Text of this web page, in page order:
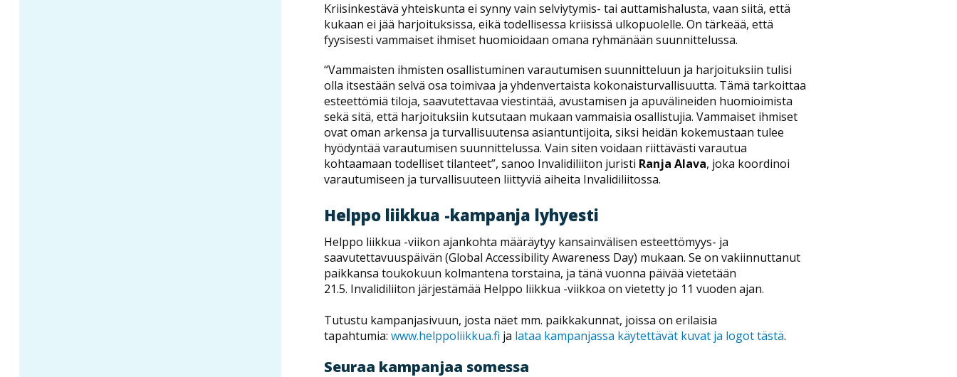
Kriisinkestävä yhteiskunta ei synny vain selviytymis- tai auttamishalusta, vaan siitä, että
kukaan ei jää harjoituksissa, eikä todellisessa kriisissä ulkopuolelle. On tärkeää, että
fyysisesti vammaiset ihmiset huomioidaan omana ryhmänään suunnittelussa.
“Vammaisten ihmisten osallistuminen varautumisen suunnitteluun ja harjoituksiin tulisi
olla itsestään selvä osa toimivaa ja yhdenvertaista kokonaisturvallisuutta. Tämä tarkoittaa
esteettömiä tiloja, saavutettavaa viestintää, avustamisen ja apuvälineiden huomioimista
sekä sitä, että harjoituksiin kutsutaan mukaan vammaisia osallistujia. Vammaiset ihmiset
ovat oman arkensa ja turvallisuutensa asiantuntijoita, siksi heidän kokemustaan tulee
hyödyntää varautumisen suunnittelussa. Vain siten voidaan riittävästi varautua
kohtaamaan todelliset tilanteet”, sanoo Invalidiliiton juristi Ranja Alava, joka koordinoi
varautumiseen ja turvallisuuteen liittyviä aiheita Invalidiliitossa.
Helppo liikkua -kampanja lyhyesti
Helppo liikkua -viikon ajankohta määräytyy kansainvälisen esteettömyys- ja
saavutettavuuspäivän (Global Accessibility Awareness Day) mukaan. Se on vakiinnuttanut
paikkansa toukokuun kolmantena torstaina, ja tänä vuonna päivää vietetään
21.5. Invalidiliiton järjestämää Helppo liikkua -viikkoa on vietetty jo 11 vuoden ajan.
Tutustu kampanjasivuun, josta näet mm. paikkakunnat, joissa on erilaisia
tapahtumia:www.helppoliikkua.fi ja lataa kampanjassa käytettävät kuvat ja logot tästä.
Seuraa kampanjaa somessa